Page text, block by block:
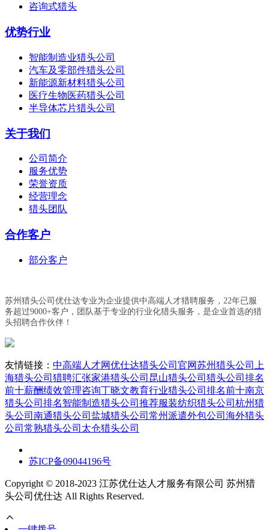
咨询式猎头
优势行业
智能制造业猎头公司
汽车及零部件猎头公司
新能源新材料猎头公司
医疗生物医药猎头公司
半导体芯片猎头公司
关于我们
公司简介
服务优势
荣誉资质
经营理念
猎头团队
合作客户
部分客户
苏州猎头公司优仕达专业为企业提供中高端人才猎聘服务，22年已服
务超过9000+客户，团队基于专业的行业化猎头服务，是企业首选的猎
头招聘合作伙伴！
友情链接： 中高端人才网优仕达猎头公司官网苏州猎头公司
上
海猎头公司 猎聘汇张家港猎头公司 昆山猎头公司 猎头公司排名
前十薪酬绩效管理咨询丁晓文教育行业猎头公司排名前十南京
猎头公司排名智能制造猎头公司推荐服装纺织猎头公司 杭州猎
头公司 南通猎头公司 盐城猎头公司 常州派遣外包公司 海外猎头
公司 常熟猎头公司 太仓猎头公司
苏ICP备09044196号
Copyright © 2018-2023 江苏优仕达人才服务有限公司 苏州猎
头公司优仕达 All Rights Reserved.